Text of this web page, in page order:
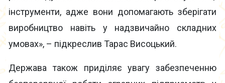
інструменти, адже вони допомагають зберігати
виробництво навіть у надзвичайно складних
умовах», – підкреслив Тарас Висоцький.
Держава також приділяє увагу забезпеченню